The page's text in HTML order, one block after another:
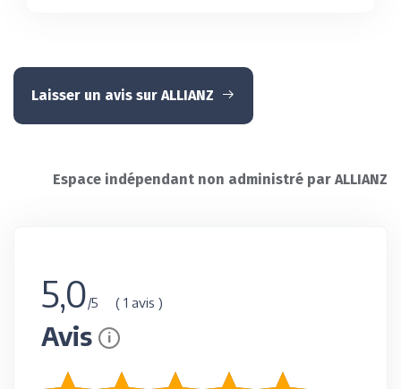
Laisser un avis sur ALLIANZ
Espace indépendant non administré par ALLIANZ
5,0/5 ( 1 avis )
Avis i